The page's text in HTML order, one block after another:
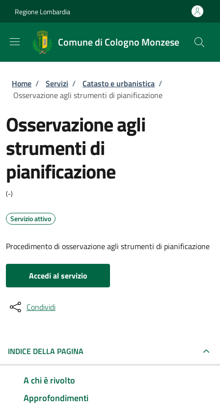
Regione Lombardia
Comune di Cologno Monzese
Briciole di pane
Home / Servizi / Catasto e urbanistica /
Osservazione agli strumenti di pianificazione
Osservazione agli
strumenti di
pianificazione
(-)
Servizio attivo
Procedimento di osservazione agli strumenti di pianificazione
Accedi al servizio
Condividi
INDICE DELLA PAGINA
A chi è rivolto
Approfondimenti